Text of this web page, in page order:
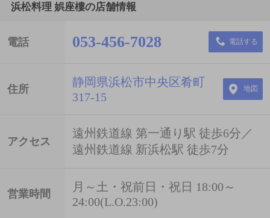
浜松料理 娯座樓の店舗情報
電話 053-456-7028 電話する
住所
静岡県浜松市中央区肴町
317-15
地図
アクセス
遠州鉄道線 第一通り駅 徒歩6分／
遠州鉄道線 新浜松駅 徒歩7分
営業時間
月～土・祝前日・祝日 18:00～
24:00(L.O.23:00)